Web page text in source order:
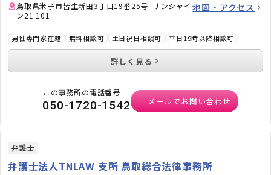
鳥取県米子市皆生新田3丁目19番25号 サンシャイ
ン21 101
地図・アクセス
男性専門家在籍 無料相談可 土日祝日相談可 平日19時以降相談可
詳しく見る
この事務所の電話番号
050-1720-1542 メールでお問い合わせ
弁護士
弁護士法人TNLAW 支所 鳥取総合法律事務所